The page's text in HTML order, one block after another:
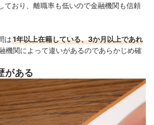
ており、離職率も低いので金融機関も信頼
は1年以上在籍している、3か月以上であれ
機関によって違いがあるのであらかじめ確
がある